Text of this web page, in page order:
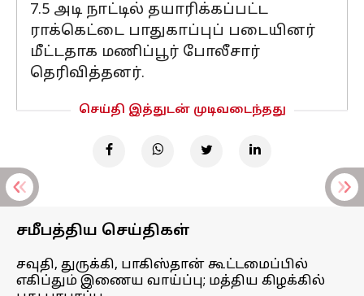
7.5 அடி நாட்டில் தயாரிக்கப்பட்ட
ராக்கெட்டை பாதுகாப்புப் படையினர்
மீட்டதாக மணிப்பூர் போலீசார்
தெரிவித்தனர்.
செய்தி இத்துடன் முடிவடைந்தது
சமீபத்திய செய்திகள்
சவுதி, துருக்கி, பாகிஸ்தான் கூட்டமைப்பில்
எகிப்தும் இணைய வாய்ப்பு; மத்திய கிழக்கில்